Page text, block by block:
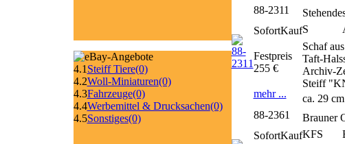
4.1 Steiff Tiere(0)
4.2Woll-Miniaturen(0)
4.3Fahrzeuge(0)
4.4Werbemittel & Drucksachen(0)
4.5Sonstiges(0)
88-2311
S
Schaf
Taft-
Archiv-
Steiff
ca. 29
SofortKauf
Festpreis
255 €
mehr ...
88-2361
Brauner
KFS
SofortKauf